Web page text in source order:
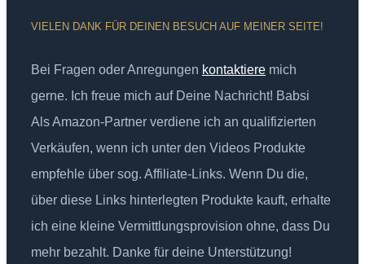
VIELEN DANK FÜR DEINEN BESUCH AUF MEINER SEITE!
Bei Fragen oder Anregungen kontaktiere mich
gerne. Ich freue mich auf Deine Nachricht! Babsi
Als Amazon-Partner verdiene ich an qualifizierten
Verkäufen, wenn ich unter den Videos Produkte
empfehle über sog. Affiliate-Links. Wenn Du die,
über diese Links hinterlegten Produkte kauft, erhalte
ich eine kleine Vermittlungsprovision ohne, dass Du
mehr bezahlt. Danke für deine Unterstützung!